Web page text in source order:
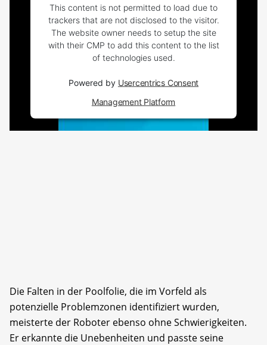
This content is not permitted to load due to
trackers that are not disclosed to the visitor.
The website owner needs to setup the site
with their CMP to add this content to the list
of technologies used.
Powered by Usercentrics Consent
Management Platform
Die Falten in der Poolfolie, die im Vorfeld als
potenzielle Problemzonen identifiziert wurden,
meisterte der Roboter ebenso ohne Schwierigkeiten.
Er erkannte die Unebenheiten und passte seine